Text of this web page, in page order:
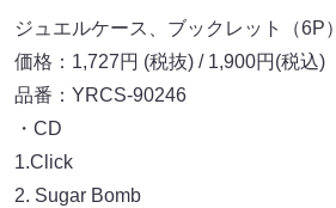
ジュエルケース、ブックレット（6P）
価格：1,727円 (税抜) / 1,900円(税込)
品番：YRCS-90246
・CD
1.Click
2. Sugar Bomb